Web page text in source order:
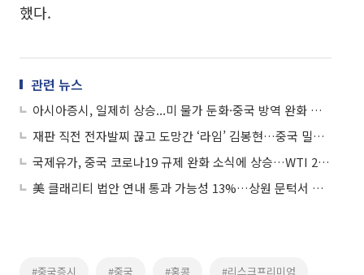
했다.
관련 뉴스
아시아증시, 일제히 상승...미 물가 둔화·중국 방역 완화 영향
재판 직전 전자발찌 끊고 도망간 ‘라임’ 김봉현…중국 밀항 시도 정황
국제유가, 중국 코로나19 규제 완화 소식에 상승…WTI 2.9%↑
美 클래리티 법안 연내 통과 가능성 13%…상원 문턱서 제동
#중국증시 #중국 #홍콩 #리스크프리미엄